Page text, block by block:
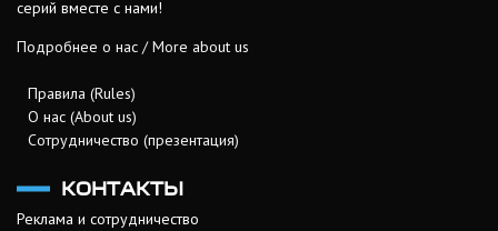
серий вместе с нами!
Подробнее о нас / More about us
Правила (Rules)
О нас (About us)
Сотрудничество (презентация)
КОНТАКТЫ
Реклама и сотрудничество